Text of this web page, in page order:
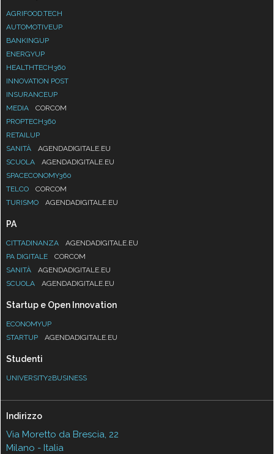
AGRIFOOD.TECH
AUTOMOTIVEUP
BANKINGUP
ENERGYUP
HEALTHTECH360
INNOVATION POST
INSURANCEUP
MEDIA
CORCOM
PROPTECH360
RETAILUP
SANITÀ
AGENDADIGITALE.EU
SCUOLA
AGENDADIGITALE.EU
SPACECONOMY360
TELCO
CORCOM
TURISMO
AGENDADIGITALE.EU
PA
CITTADINANZA
AGENDADIGITALE.EU
PA DIGITALE
CORCOM
SANITÀ
AGENDADIGITALE.EU
SCUOLA
AGENDADIGITALE.EU
Startup e Open Innovation
ECONOMYUP
STARTUP
AGENDADIGITALE.EU
Studenti
UNIVERSITY2BUSINESS
Indirizzo
Via Moretto da Brescia, 22
Milano - Italia